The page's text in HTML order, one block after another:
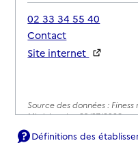
02 33 34 55 40
Contact
Site internet
Source des données : Finess
Mis à jour le : 29/07/2026
Définitions des